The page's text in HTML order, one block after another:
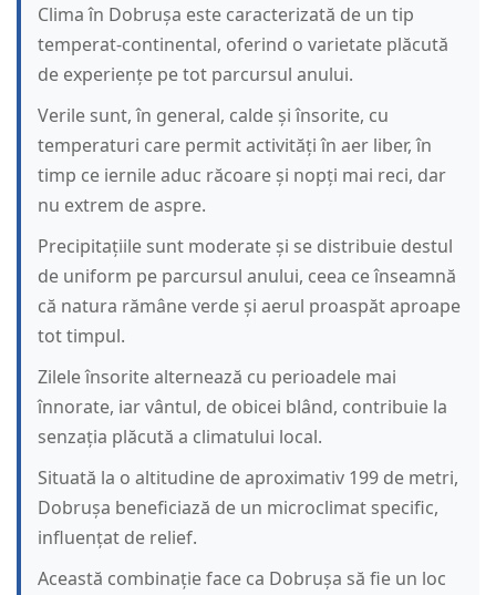
Clima în Dobrușa este caracterizată de un tip
temperat-continental, oferind o varietate plăcută
de experiențe pe tot parcursul anului.
Verile sunt, în general, calde și însorite, cu
temperaturi care permit activități în aer liber, în
timp ce iernile aduc răcoare și nopți mai reci, dar
nu extrem de aspre.
Precipitațiile sunt moderate și se distribuie destul
de uniform pe parcursul anului, ceea ce înseamnă
că natura rămâne verde și aerul proaspăt aproape
tot timpul.
Zilele însorite alternează cu perioadele mai
înnorate, iar vântul, de obicei blând, contribuie la
senzația plăcută a climatului local.
Situată la o altitudine de aproximativ 199 de metri,
Dobrușa beneficiază de un microclimat specific,
influențat de relief.
Această combinație face ca Dobrușa să fie un loc